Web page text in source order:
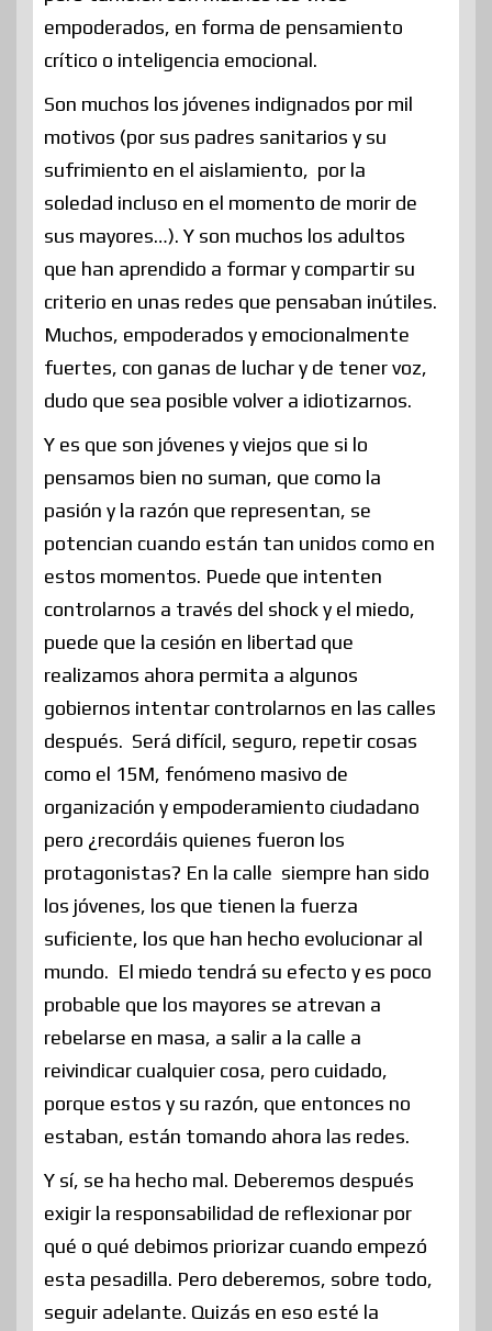
empoderados, en forma de pensamiento
crítico o inteligencia emocional.
Son muchos los jóvenes indignados por mil
motivos (por sus padres sanitarios y su
sufrimiento en el aislamiento, por la
soledad incluso en el momento de morir de
sus mayores…). Y son muchos los adultos
que han aprendido a formar y compartir su
criterio en unas redes que pensaban inútiles.
Muchos, empoderados y emocionalmente
fuertes, con ganas de luchar y de tener voz,
dudo que sea posible volver a idiotizarnos.
Y es que son jóvenes y viejos que si lo
pensamos bien no suman, que como la
pasión y la razón que representan, se
potencian cuando están tan unidos como en
estos momentos. Puede que intenten
controlarnos a través del shock y el miedo,
puede que la cesión en libertad que
realizamos ahora permita a algunos
gobiernos intentar controlarnos en las calles
después. Será difícil, seguro, repetir cosas
como el 15M, fenómeno masivo de
organización y empoderamiento ciudadano
pero ¿recordáis quienes fueron los
protagonistas? En la calle siempre han sido
los jóvenes, los que tienen la fuerza
suficiente, los que han hecho evolucionar al
mundo. El miedo tendrá su efecto y es poco
probable que los mayores se atrevan a
rebelarse en masa, a salir a la calle a
reivindicar cualquier cosa, pero cuidado,
porque estos y su razón, que entonces no
estaban, están tomando ahora las redes.
Y sí, se ha hecho mal. Deberemos después
exigir la responsabilidad de reflexionar por
qué o qué debimos priorizar cuando empezó
esta pesadilla. Pero deberemos, sobre todo,
seguir adelante. Quizás en eso esté la